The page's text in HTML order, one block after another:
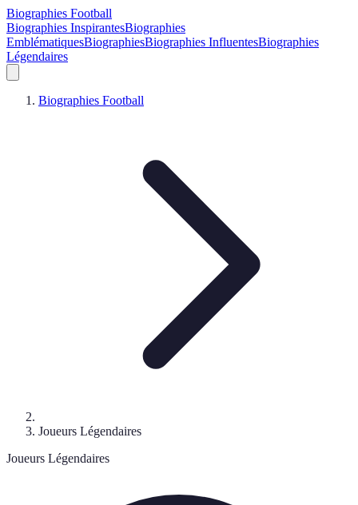
Biographies Football
Biographies InspirantesBiographies
EmblématiquesBiographiesBiographies InfluentesBiographies
Légendaires
Biographies Football
Joueurs Légendaires
Joueurs Légendaires